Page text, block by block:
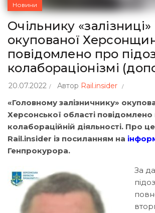
Новини
Очільнику «залізниці»
окупованої
повідомлено про
колабораціонізмі
20.07.2022 Автор Rail.insider
«Головному залізничнику»
Херсонської області повідомлено
колабораційній діяльності. Про
Rail.insider із посиланням на
Генпрокурора.
За